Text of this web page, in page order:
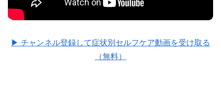
▶ チャンネル登録して症状別セルフケア動画を受け取る
（無料）